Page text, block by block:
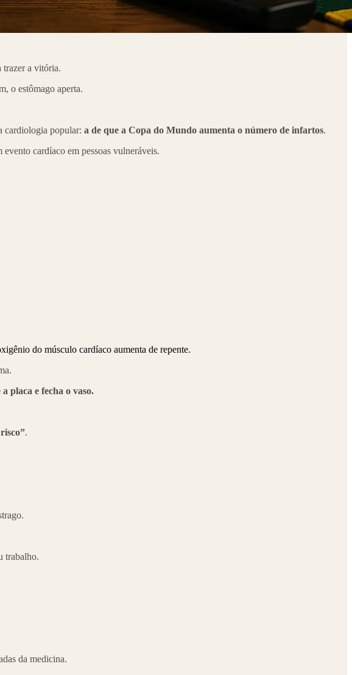
trazer a vitória.
o estômago aperta.
cardiologia popular: a de que a Copa do Mundo aumenta o número de infartos.
cardíaco em pessoas vulneráveis.
do músculo cardíaco aumenta de repente.
placa e fecha o vaso.
.
trabalho.
da medicina.